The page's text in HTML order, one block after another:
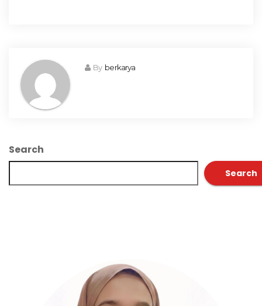
By berkarya
Search
Search